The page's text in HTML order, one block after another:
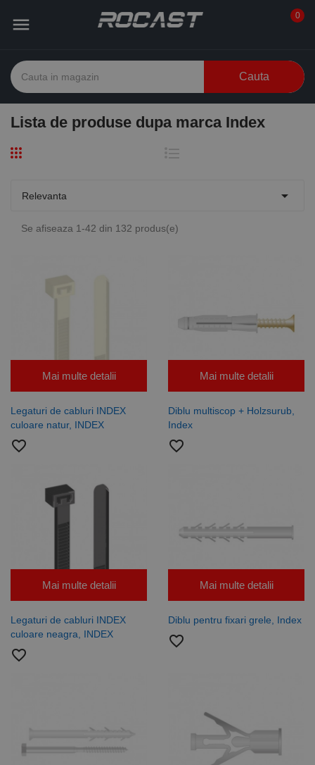
 0
Cauta
Lista de produse dupa marca Index
Relevanta 
Se afiseaza 1-42 din 132 produs(e)
Mai multe detalii
Legaturi de cabluri INDEX
culoare natur, INDEX
favorite_border
Mai multe detalii
Diblu multiscop + Holzsurub,
Index
favorite_border
Mai multe detalii
Legaturi de cabluri INDEX
culoare neagra, INDEX
favorite_border
Mai multe detalii
Diblu pentru fixari grele, Index
favorite_border